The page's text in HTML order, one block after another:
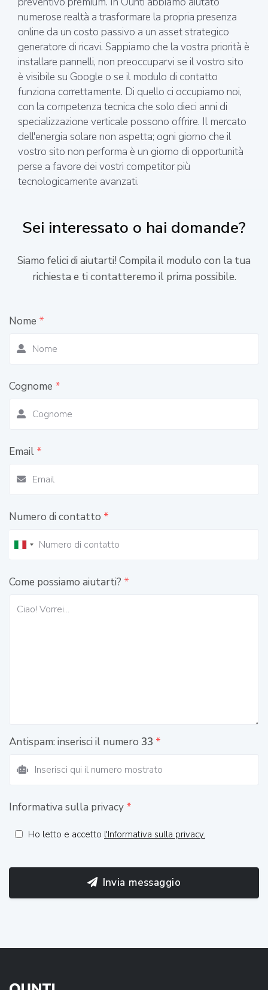
numerose realtà a trasformare la propria presenza
online da un costo passivo a un asset strategico
generatore di ricavi. Sappiamo che la vostra priorità è
installare pannelli, non preoccuparvi se il vostro sito
è visibile su Google o se il modulo di contatto
funziona correttamente. Di quello ci occupiamo noi,
con la competenza tecnica che solo dieci anni di
specializzazione verticale possono offrire. Il mercato
dell'energia solare non aspetta; ogni giorno che il
vostro sito non performa è un giorno di opportunità
perse a favore dei vostri competitor più
tecnologicamente avanzati.
Sei interessato o hai domande?
Siamo felici di aiutarti! Compila il modulo con la tua
richiesta e ti contatteremo il prima possibile.
Nome *
Cognome *
Email *
Numero di contatto *
Come possiamo aiutarti? *
Antispam: inserisci il numero 33 *
Informativa sulla privacy *
Ho letto e accetto l'Informativa sulla privacy.
Invia messaggio